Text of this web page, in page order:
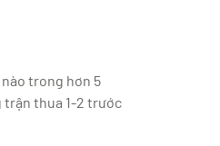
trong hơn 5
trận thua 1-2 trước